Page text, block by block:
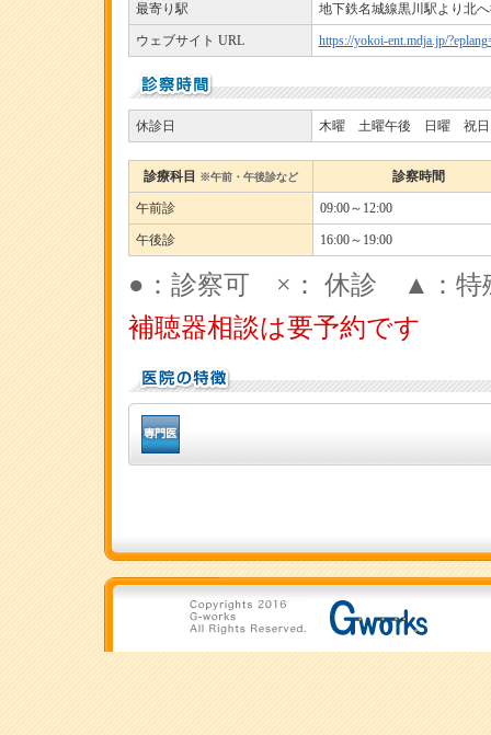
最寄り駅 地下鉄名城線黒川駅より北
ウェブサイト URL https://yokoi-ent.mdja.jp/
休診日 木曜 土曜午後 日曜 祝日
診療科目 ※午前・午後診など 診察時間
午前診 09:00～12:00
午後診 16:00～19:00
●：診察可 ×： 休診 ▲：特
補聴器相談は要予約です